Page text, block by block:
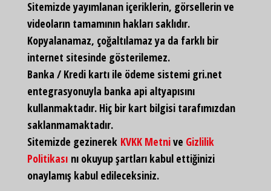
Sitemizde yayımlanan içeriklerin, görsellerin ve
videoların tamamının hakları saklıdır.
Kopyalanamaz, çoğaltılamaz ya da farklı bir
internet sitesinde gösterilemez.
Banka / Kredi kartı ile ödeme sistemi gri.net
entegrasyonuyla banka api altyapısını
kullanmaktadır. Hiç bir kart bilgisi tarafımızdan
saklanmamaktadır.
Sitemizde gezinerek KVKK Metnive Gizlilik
Politikası nı okuyup şartları kabul ettiğinizi
onaylamış kabul edileceksiniz.